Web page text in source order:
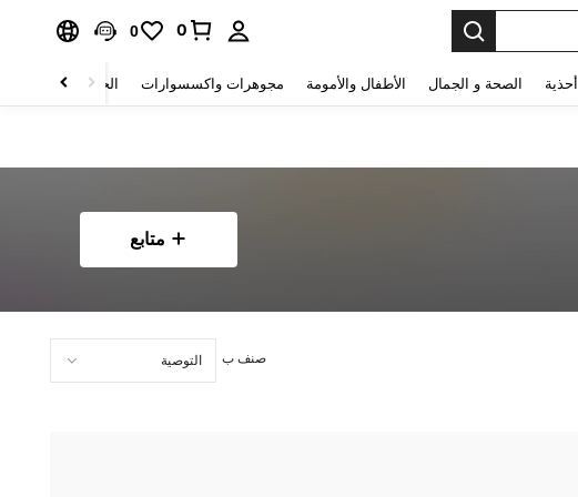
0
0
أحذية الصحة و الجمال الأطفال والأمومة مجوهرات واكسسوارات الحقائب والأمتعة
متابع
صنف ب